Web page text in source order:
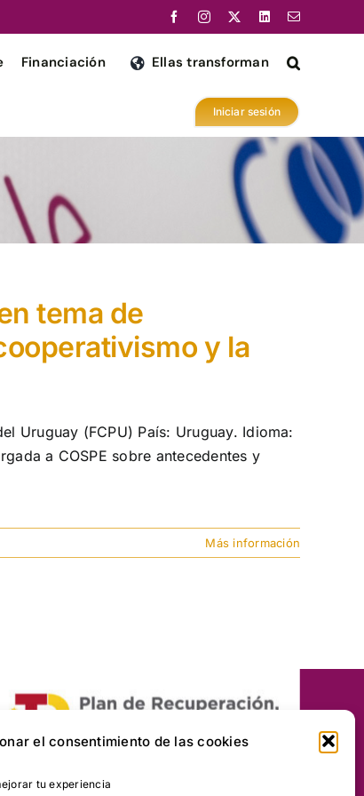
el consentimiento de las cookies
tu experiencia
Financiación Ellas transforman
Iniciar sesión
tema de
y la
Uruguay (FCPU) País: Uruguay. Idioma:
a COSPE sobre antecedentes y
Más información